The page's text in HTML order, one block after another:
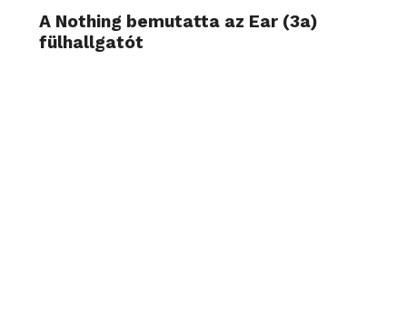
A Nothing bemutatta az Ear (3a)
fülhallgatót